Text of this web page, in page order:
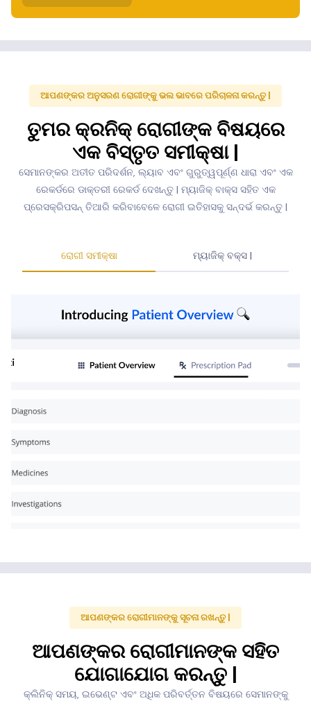
ଆପଣଙ୍କର ଅନୁସରଣ ରୋଗୀଙ୍କୁ ଭଲ ଭାବରେ ପରିଚାଳନା କରନ୍ତୁ |
ତୁମର କ୍ରନିକ୍ ରୋଗୀଙ୍କ ବିଷୟରେ
ଏକ ବିସ୍ତୃତ ସମୀକ୍ଷା |
ସେମାନଙ୍କର ଅତୀତ ପରିଦର୍ଶନ, ଲ୍ୟାବ ଏବଂ ଗୁରୁତ୍ୱପୂର୍ଣ୍ଣ ଧାରା ଏବଂ ଏକ
ରେକର୍ଡରେ ଡାକ୍ତରୀ ରେକର୍ଡ ଦେଖନ୍ତୁ | ମ୍ୟାଜିକ୍ ବାକ୍ସ ସହିତ ଏକ
ପ୍ରେସକ୍ରିପସନ୍ ତିଆରି କରିବାବେଳେ ରୋଗୀ ଇତିହାସକୁ ସନ୍ଦର୍ଭ କରନ୍ତୁ |
ରୋଗୀ ସମୀକ୍ଷା ମ୍ୟାଜିକ୍ ବକ୍ସ |
ଆପଣଙ୍କର ରୋଗୀମାନଙ୍କୁ ସୂଚନା ରଖନ୍ତୁ |
ଆପଣଙ୍କର ରୋଗୀମାନଙ୍କ ସହିତ
ଯୋଗାଯୋଗ କରନ୍ତୁ |
କ୍ଲିନିକ୍ ସମୟ, ଇଭେଣ୍ଟ ଏବଂ ଅଧିକ ପରିବର୍ତ୍ତନ ବିଷୟରେ ସେମାନଙ୍କୁ